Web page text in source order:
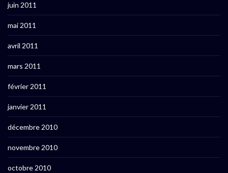
juin 2011
mai 2011
avril 2011
mars 2011
février 2011
janvier 2011
décembre 2010
novembre 2010
octobre 2010